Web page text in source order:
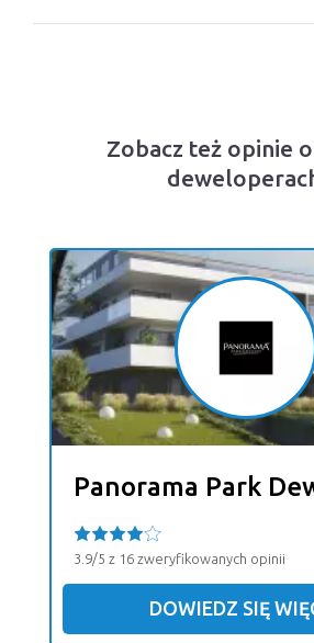
Zobacz też opinie
Panorama Park
3.9/5 z 16 zweryfikowanych opinii
DOWIEDZ SIĘ